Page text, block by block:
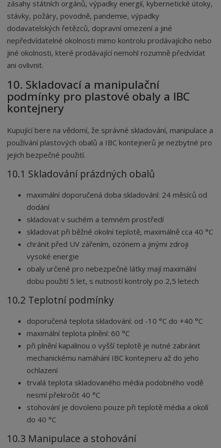
zásahy státních orgánů, výpadky energií, kybernetické útoky,
stávky, požáry, povodně, pandemie, výpadky
dodavatelských řetězců, dopravní omezení a jiné
nepředvídatelné okolnosti mimo kontrolu prodávajícího nebo
jiné okolnosti, které prodávající nemohl rozumně předvídat
ani ovlivnit.
10. Skladovací a manipulační
podmínky pro plastové obaly a IBC
kontejnery
Kupující bere na vědomí, že správné skladování, manipulace a
používání plastových obalů a IBC kontejnerů je nezbytné pro
jejich bezpečné použití.
10.1 Skladování prázdných obalů
maximální doporučená doba skladování: 24 měsíců od
dodání
skladovat v suchém a temném prostředí
skladovat při běžné okolní teplotě, maximálně cca 40 °C
chránit před UV zářením, ozónem a jinými zdroji
vysoké energie
obaly určené pro nebezpečné látky mají maximální
dobu použití 5 let, s nutností kontroly po 2,5 letech
10.2 Teplotní podmínky
doporučená teplota skladování: od -10 °C do +40 °C
maximální teplota plnění: 60 °C
při plnění kapalinou o vyšší teplotě je nutné zabránit
mechanickému namáhání IBC kontejneru až do jeho
ochlazení
trvalá teplota skladovaného média podobného vodě
nesmí překročit 40 °C
stohování je dovoleno pouze při teplotě média a okolí
do 40 °C
10.3 Manipulace a stohování